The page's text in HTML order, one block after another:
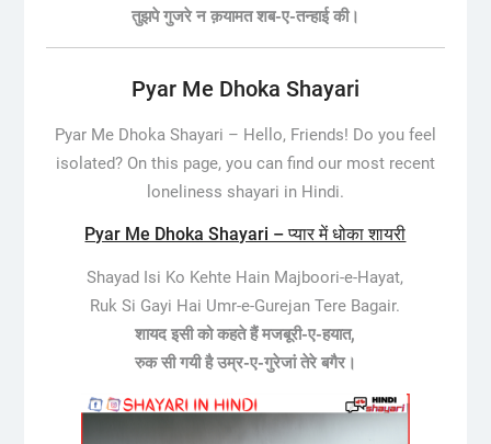
तुझपे गुजरे न क़यामत शब-ए-तन्हाई की।
Pyar Me Dhoka Shayari
Pyar Me Dhoka Shayari – Hello, Friends! Do you feel
isolated? On this page, you can find our most recent
loneliness shayari in Hindi.
Pyar Me Dhoka Shayari – प्यार में धोका शायरी
Shayad Isi Ko Kehte Hain Majboori-e-Hayat,
Ruk Si Gayi Hai Umr-e-Gurejan Tere Bagair.
शायद इसी को कहते हैं मजबूरी-ए-हयात,
रुक सी गयी है उम्र-ए-गुरेजां तेरे बगैर।